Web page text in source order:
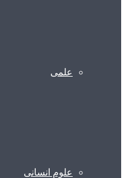
علمی
علوم انسانی